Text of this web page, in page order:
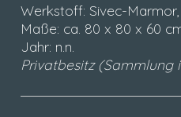
Werkstoff: Sivec-
Maße: ca. 80 x 80 x 60
Jahr: n.n.
Privatbesitz (Sammlung